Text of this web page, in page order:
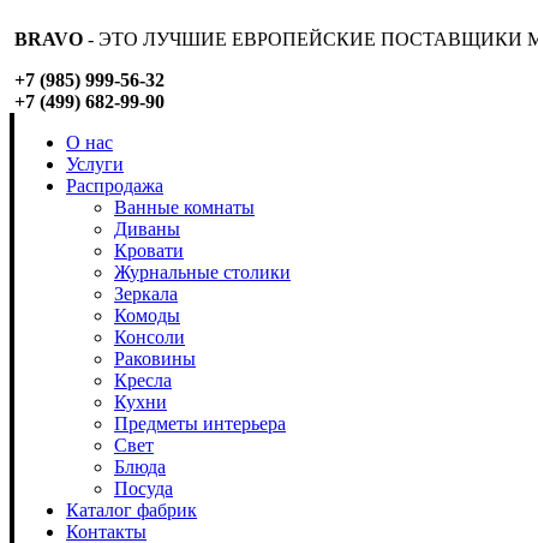
BRAVO - ЭТО ЛУЧШИЕ ЕВРОПЕЙСКИЕ ПОСТАВЩИКИ
+7 (985) 999-56-32
+7 (499) 682-99-90
О нас
Услуги
Распродажа
Ванные комнаты
Диваны
Кровати
Журнальные столики
Зеркала
Комоды
Консоли
Раковины
Кресла
Кухни
Предметы интерьера
Свет
Блюда
Посуда
Каталог фабрик
Контакты